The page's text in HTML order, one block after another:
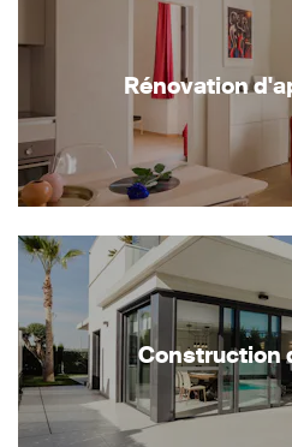
Rénovation
Construction